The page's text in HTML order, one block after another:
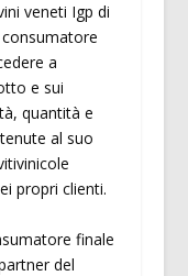
veneti Igp di
a
e sui
quantità e
al suo
propri clienti.
finale
del